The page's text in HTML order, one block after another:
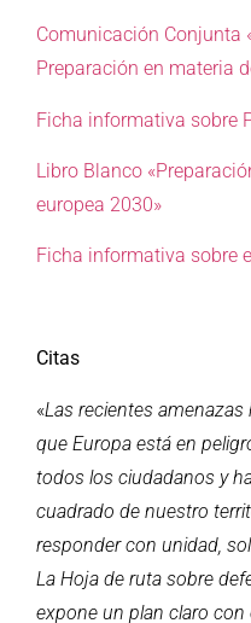
Comunicación Conjunta
Preparación en materia
Ficha informativa sobre
Libro Blanco
europea 2030»
Ficha informativa sobre
Citas
«Las recientes
que Europa está en
todos los ciudadanos y
cuadrado de nuestro
responder con unidad,
La Hoja de ruta sobre
expone un plan claro